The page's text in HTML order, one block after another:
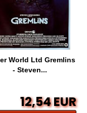
World Ltd Gremlins
- Steven...
12,54 EUR